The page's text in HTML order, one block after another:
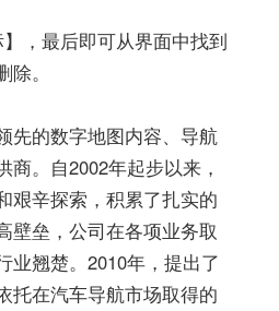
，最后即可从界面中找到
。
先的数字地图内容、导航
。自2002年起步以来，
艰辛探索，积累了扎实的
壁垒，公司在各项业务取
业翘楚。2010年，提出了
托在汽车导航市场取得的